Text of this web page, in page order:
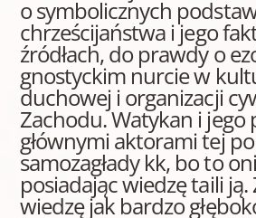
o symbolicznych
chrześcijaństwa i jego
źródłach, do prawdy o
gnostyckim nurcie w
duchowej i organizacji
Zachodu. Watykan i jego
głównymi aktorami tej
samozagłady kk, bo to
posiadając wiedzę taili ją.
wiedzę jak bardzo